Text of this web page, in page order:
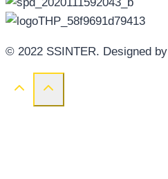
© 2022 SSINTER. Designed by